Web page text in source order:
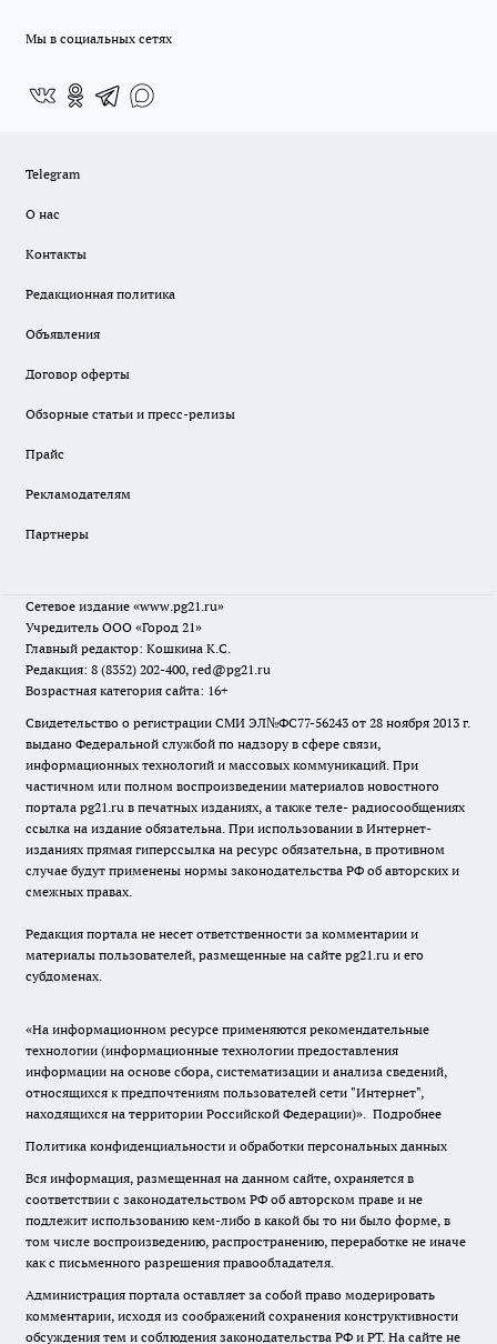
Мы в социальных сетях
Telegram
О нас
Контакты
Редакционная политика
Объявления
Договор оферты
Обзорные статьи и пресс-релизы
Прайс
Рекламодателям
Партнеры
Сетевое издание «www.pg21.ru»
Учредитель ООО «Город 21»
Главный редактор: Кошкина К.С.
Редакция: 8 (8352) 202-400, red@pg21.ru
Возрастная категория сайта: 16+
Свидетельство о регистрации СМИ ЭЛ№ФС77-56243 от 28 ноября 2013 г.
выдано Федеральной службой по надзору в сфере связи,
информационных технологий и массовых коммуникаций. При
частичном или полном воспроизведении материалов новостного
портала pg21.ru в печатных изданиях, а также теле- радиосообщениях
ссылка на издание обязательна. При использовании в Интернет-
изданиях прямая гиперссылка на ресурс обязательна, в противном
случае будут применены нормы законодательства РФ об авторских и
смежных правах.
Редакция портала не несет ответственности за комментарии и
материалы пользователей, размещенные на сайте pg21.ru и его
субдоменах.
«На информационном ресурсе применяются рекомендательные
технологии (информационные технологии предоставления
информации на основе сбора, систематизации и анализа сведений,
относящихся к предпочтениям пользователей сети "Интернет",
находящихся на территории Российской Федерации)». Подробнее
Политика конфиденциальности и обработки персональных данных
Вся информация, размещенная на данном сайте, охраняется в
соответствии с законодательством РФ об авторском праве и не
подлежит использованию кем-либо в какой бы то ни было форме, в
том числе воспроизведению, распространению, переработке не иначе
как с письменного разрешения правообладателя.
Администрация портала оставляет за собой право модерировать
комментарии, исходя из соображений сохранения конструктивности
обсуждения тем и соблюдения законодательства РФ и РТ. На сайте не